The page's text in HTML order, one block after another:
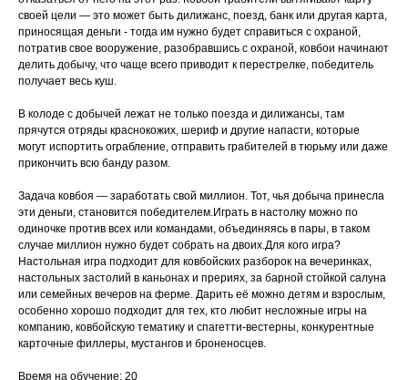
своей цели — это может быть дилижанс, поезд, банк или другая карта,
приносящая деньги - тогда им нужно будет справиться с охраной,
потратив свое вооружение, разобравшись с охраной, ковбои начинают
делить добычу, что чаще всего приводит к перестрелке, победитель
получает весь куш.
В колоде с добычей лежат не только поезда и дилижансы, там
прячутся отряды краснокожих, шериф и другие напасти, которые
могут испортить ограбление, отправить грабителей в тюрьму или даже
прикончить всю банду разом.
Задача ковбоя — заработать свой миллион. Тот, чья добыча принесла
эти деньги, становится победителем.Играть в настолку можно по
одиночке против всех или командами, объединяясь в пары, в таком
случае миллион нужно будет собрать на двоих.Для кого игра?
Настольная игра подходит для ковбойских разборок на вечеринках,
настольных застолий в каньонах и прериях, за барной стойкой салуна
или семейных вечеров на ферме. Дарить её можно детям и взрослым,
особенно хорошо подходит для тех, кто любит несложные игры на
компанию, ковбойскую тематику и спагетти-вестерны, конкурентные
карточные филлеры, мустангов и броненосцев.
Время на обучение: 20